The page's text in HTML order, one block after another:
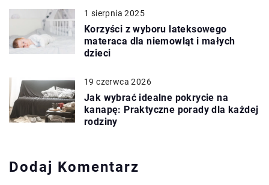
1 sierpnia 2025
Korzyści z wyboru lateksowego
materaca dla niemowląt i małych
dzieci
19 czerwca 2026
Jak wybrać idealne pokrycie na
kanapę: Praktyczne porady dla każdej
rodziny
Dodaj Komentarz